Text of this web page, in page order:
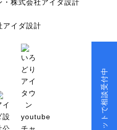
チャットで相談受付中